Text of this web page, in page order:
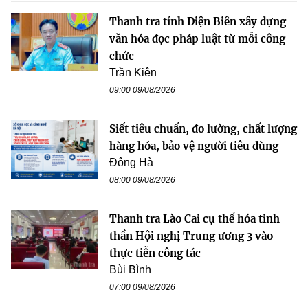
Thanh tra tỉnh Điện Biên xây dựng
văn hóa đọc pháp luật từ mỗi công
chức
Trần Kiên
09:00 09/08/2026
Siết tiêu chuẩn, đo lường, chất lượng
hàng hóa, bảo vệ người tiêu dùng
Đông Hà
08:00 09/08/2026
Thanh tra Lào Cai cụ thể hóa tinh
thần Hội nghị Trung ương 3 vào
thực tiễn công tác
Bùi Bình
07:00 09/08/2026